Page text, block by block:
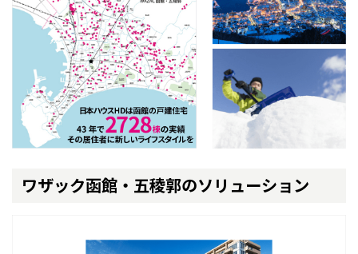
ワザック函館・五稜郭のソリューション